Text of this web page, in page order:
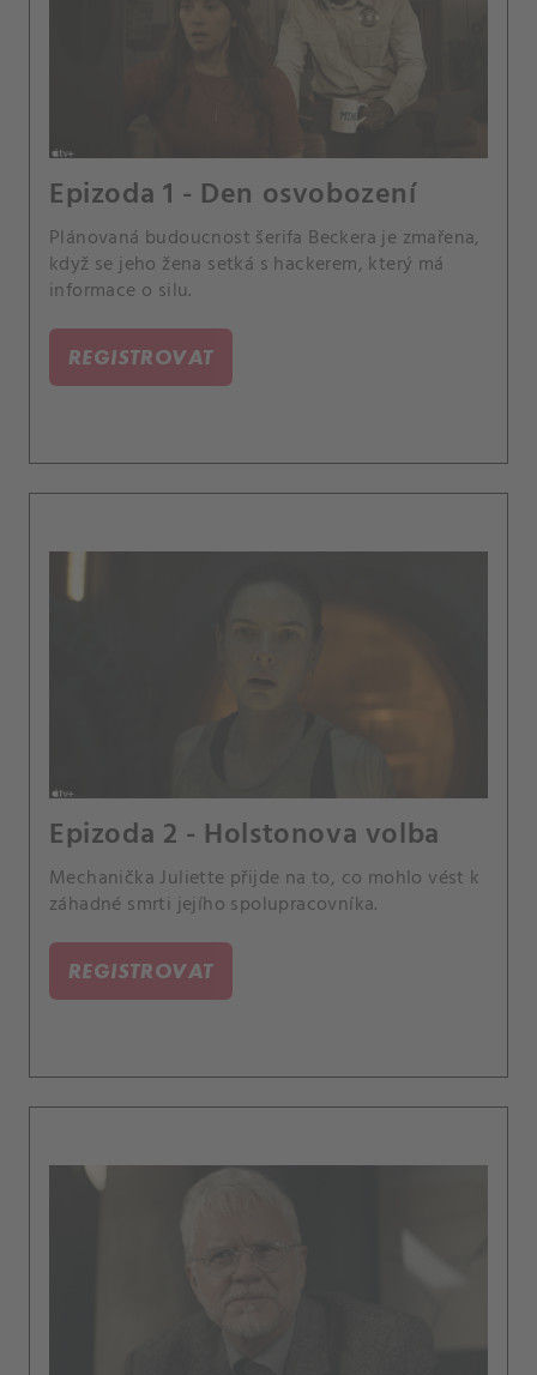
Epizoda 1 - Den osvobození
Plánovaná budoucnost šerifa Beckera je zmařena,
když se jeho žena setká s hackerem, který má
informace o silu.
REGISTROVAT
Epizoda 2 - Holstonova volba
Mechanička Juliette přijde na to, co mohlo vést k
záhadné smrti jejího spolupracovníka.
REGISTROVAT